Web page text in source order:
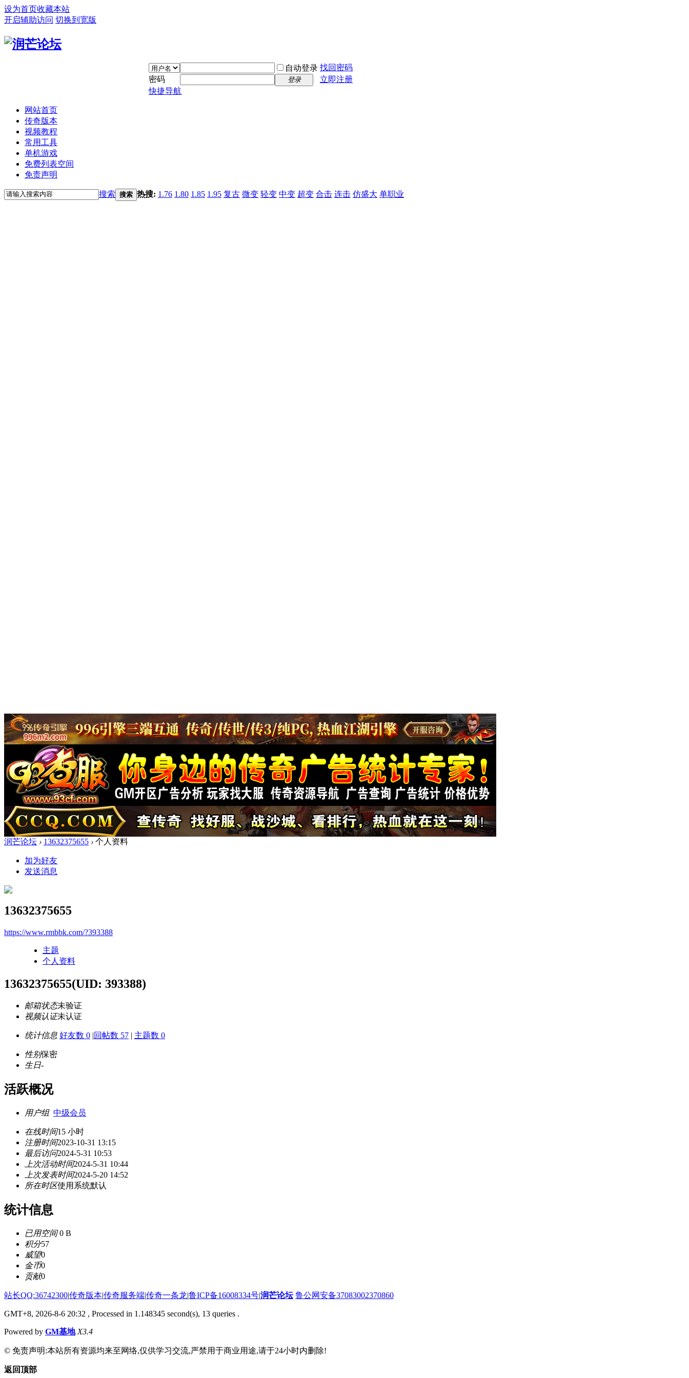
设为首页收藏本站
开启辅助访问 切换到宽版
自动登录 找回密码
密码
登录
立即注册
快捷导航
网站首页
传奇版本
视频教程
常用工具
单机游戏
免费列表空间
免责声明
搜索 搜索 热搜: 1.76 1.80 1.85 1.95 复古 微变 轻变 中变 超变 合击 连击 仿盛大 单职业
润芒论坛 › 13632375655 › 个人资料
加为好友
发送消息
13632375655
https://www.rmbbk.com/?393388
主题
个人资料
13632375655(UID: 393388)
邮箱状态未验证
视频认证未认证
统计信息 好友数 0 |回帖数 57 | 主题数 0
性别保密
生日-
活跃概况
用户组 中级会员
在线时间15 小时
注册时间2023-10-31 13:15
最后访问2024-5-31 10:53
上次活动时间2024-5-31 10:44
上次发表时间2024-5-20 14:52
所在时区使用系统默认
统计信息
已用空间0 B
积分57
威望0
金币0
贡献0
站长QQ:36742300|传奇版本|传奇服务端|传奇一条龙|鲁ICP备16008334号|润芒论坛 鲁公网安备37083002370860
GMT+8, 2026-8-6 20:32 , Processed in 1.148345 second(s), 13 queries .
Powered by GM基地 X3.4
© 免责声明:本站所有资源均来至网络,仅供学习交流,严禁用于商业用途,请于24小时内删除!
返回顶部